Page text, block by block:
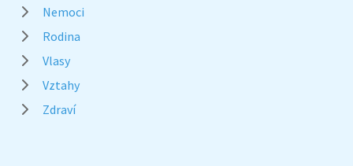
Nemoci
Rodina
Vlasy
Vztahy
Zdraví